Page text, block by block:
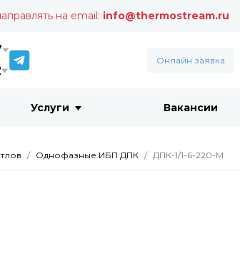
на email: info@thermostream.ru
Онлайн заявка
Услуги Вакансии
Однофазные ИБП ДПК ДПК-1/1-6-220-М